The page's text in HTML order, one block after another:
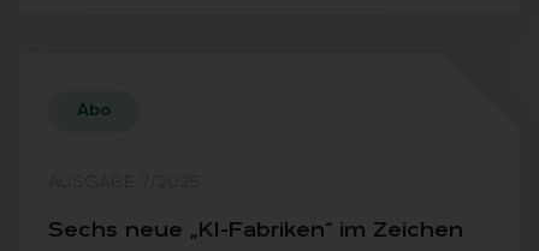
Abo
Sechs neue „KI-Fa­bri­ken“ im Zei­chen